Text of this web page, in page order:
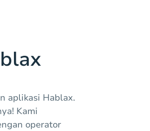
aplikasi Hablax.
Kami
operator